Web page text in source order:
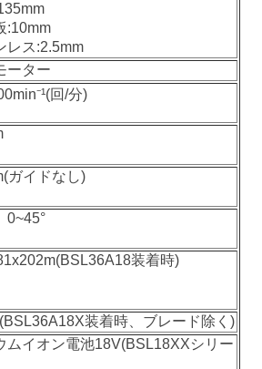
:10mm
レス:2.5mm
ーター
回/分)
ガイドなし)
装着時)
装着時、ブレード除く)
ムイオン電池18V(BSL18XXシリー